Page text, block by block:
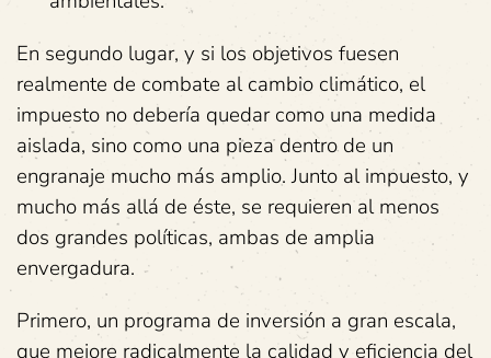
En segundo lugar, y si los objetivos fuesen
realmente de combate al cambio climático, el
impuesto no debería quedar como una medida
aislada, sino como una pieza dentro de un
engranaje mucho más amplio. Junto al impuesto, y
mucho más allá de éste, se requieren al menos
dos grandes políticas, ambas de amplia
envergadura.
Primero, un programa de inversión a gran escala,
que mejore radicalmente la calidad y eficiencia del